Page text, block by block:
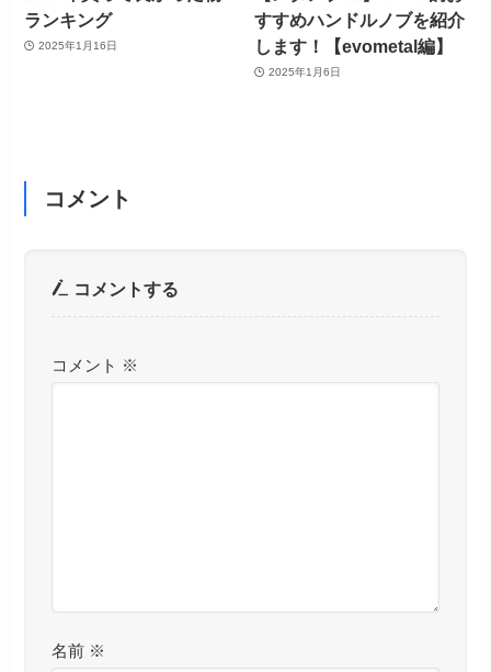
ランキング
2025年1月16日
すすめハンドルノブを紹介
します！【evometal編】
2025年1月6日
コメント
コメントする
コメント ※
名前 ※